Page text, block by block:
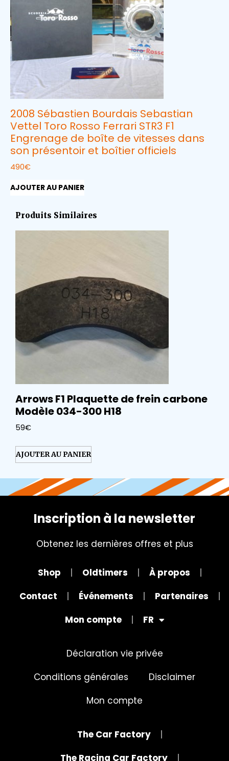
2008 Sébastien Bourdais Sebastian
Vettel Toro Rosso Ferrari STR3 F1
Engrenage de boîte de vitesses dans
son présentoir et boîtier officiels
490€
AJOUTER AU PANIER
Produits Similaires
Arrows F1 Plaquette de frein carbone
Modèle 034-300 H18
59€
AJOUTER AU PANIER
Inscription à la newsletter
Obtenez les dernières offres et plus
Shop Oldtimers
À propos
Contact
Événements
Partenaires
Mon compte
FR
Déclaration vie privée
Conditions générales
Disclaimer
Mon compte
The Car Factory
The Racing Car Factory